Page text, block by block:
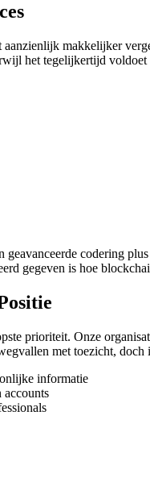
makkelijker
het tegelijkertijd voldoet
codering
gegeven is hoe
prioriteit. Onze
met toezicht, doch
informatie